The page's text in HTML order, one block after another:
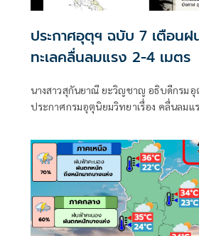
ประกาศอุตุฯ ฉบับ 7 เตือน
ทะเลคลื่นลมแรง 2-4 เมตร
นางสาวสุกันยาณี ยะวิญชาญ อธิบดีกรม
ประกาศกรมอุตุนิยมวิทยาเรื่อง คลื่นลมแ
มากบริเวณประเทศไทย